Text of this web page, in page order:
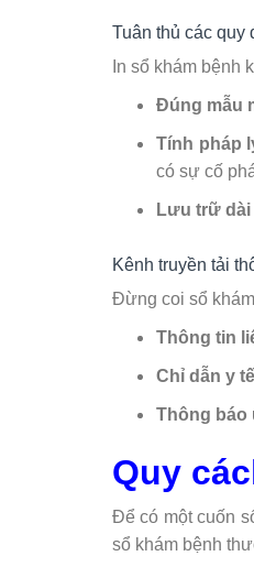
Tuân thủ các quy
In sổ khám bệnh
Đúng mẫu
Tính pháp
có sự cố
Lưu trữ dài
Kênh truyền tải
Đừng coi sổ
Thông tin
Chỉ dẫn y
Thông báo
Quy
Để có một cuốn
sổ khám bệnh